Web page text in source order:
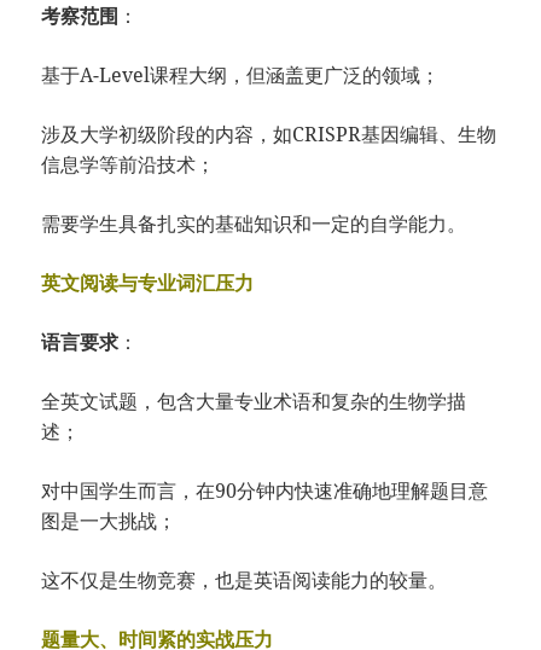
考察范围 ：
基于A-Level课程大纲，但涵盖更广泛的领域；
涉及大学初级阶段的内容，如CRISPR基因编辑、生物
信息学等前沿技术；
需要学生具备扎实的基础知识和一定的自学能力。
英文阅读与专业词汇压力
语言要求 ：
全英文试题，包含大量专业术语和复杂的生物学描
述；
对中国学生而言，在90分钟内快速准确地理解题目意
图是一大挑战；
这不仅是生物竞赛，也是英语阅读能力的较量。
题量大、时间紧的实战压力